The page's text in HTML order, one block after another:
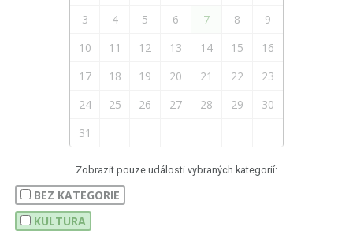
3
4 5 6 7 8
9
10
11 12 13 14 15
16
17
18 19 20 21 22
23
24
25 26 27 28 29
30
31
Zobrazit pouze události vybraných kategorií:
BEZ KATEGORIE
KULTURA